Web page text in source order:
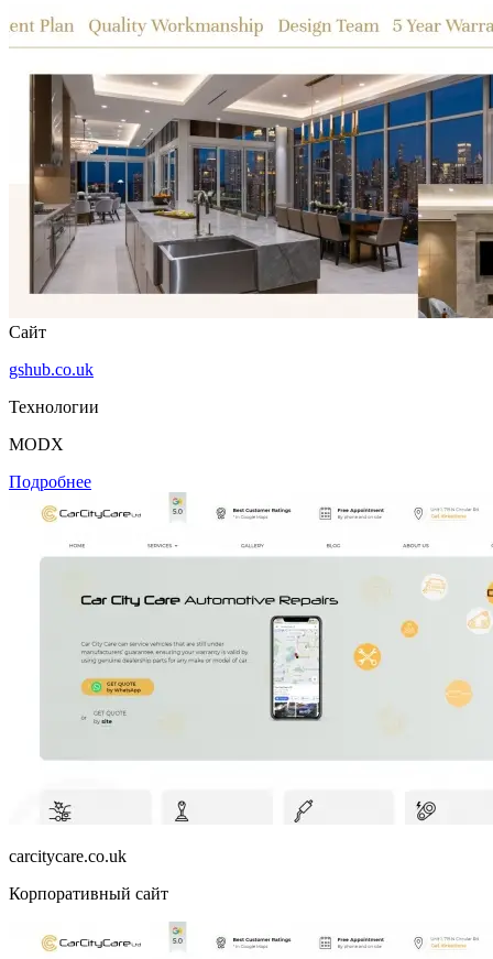
Сайт
gshub.co.uk
Технологии
MODX
Подробнее
carcitycare.co.uk
Корпоративный сайт